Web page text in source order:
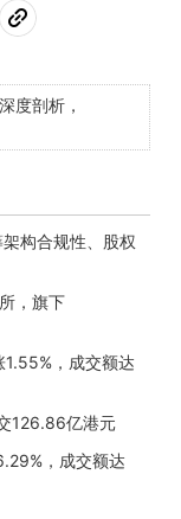
度剖析，
构合规性、股权
，旗下
，成交额达
126.86亿港元
，成交额达